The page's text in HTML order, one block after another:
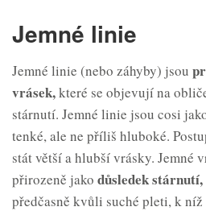
Jemné linie
Jemné linie (nebo záhyby) jsou
vrásek,které se objevují na
stárnutí. Jemné linie jsou cosi
tenké, ale ne příliš hluboké.
stát větší a hlubší vrásky. Jemné
přirozeně jako důsledekstárnutí,
předčasně kvůli suché pleti, k